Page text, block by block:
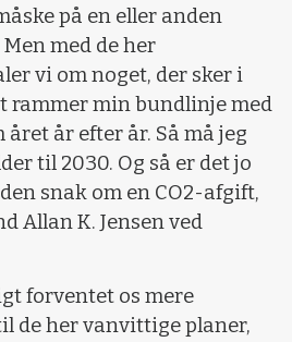
på en eller anden
med de her
vi om noget, der sker i
rammer min bundlinje med
år efter år. Så må jeg
til 2030. Og så er det jo
snak om en CO2-afgift,
Allan K. Jensen ved
forventet os mere
de her vanvittige planer,